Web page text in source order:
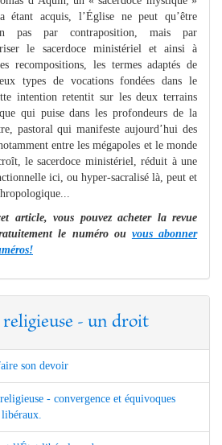
étant acquis, l’Église ne peut qu’être
pas par contraposition, mais par
le sacerdoce ministériel et ainsi à
recompositions, les termes adaptés de
types de vocations fondées dans le
intention retentit sur les deux terrains
qui puise dans les profondeurs de la
pastoral qui manifeste aujourd’hui des
entre les mégapoles et le monde
le sacerdoce ministériel, réduit à une
ici, ou hyper-sacralisé là, peut et
article, vous pouvez acheter la revue
le numéro ou vous abonner
- un droit
son devoir
- convergence et équivoques